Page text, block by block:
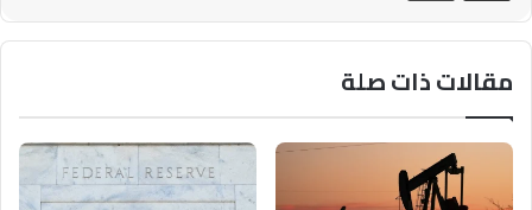
مقالات ذات صلة